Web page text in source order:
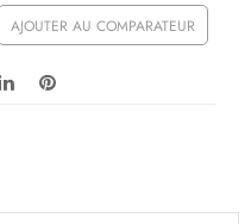
AJOUTER AU COMPARATEUR